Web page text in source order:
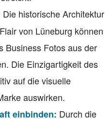
Die historische Architektur
von Lüneburg können
Business Fotos aus der
Die Einzigartigkeit des
auf die visuelle
auswirken.
einbinden: Durch die